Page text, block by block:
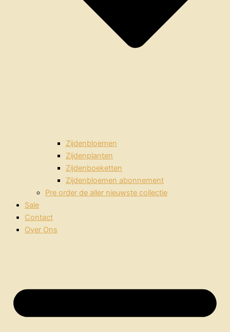
Zijdenbloemen
Zijdenplanten
Zijdenboeketten
Zijdenbloemen abonnement
Pre order de aller nieuwste collectie
Sale
Contact
Over Ons